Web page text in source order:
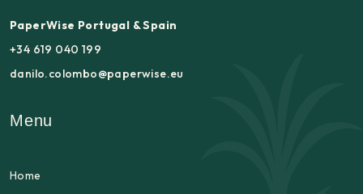
PaperWise Portugal & Spain
+34 619 040 199
danilo.colombo@paperwise.eu
Menu
Home